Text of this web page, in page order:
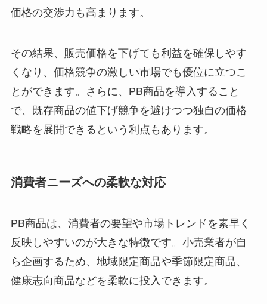
価格の交渉力も高まります。
その結果、販売価格を下げても利益を確保しやす
くなり、価格競争の激しい市場でも優位に立つこ
とができます。さらに、PB商品を導入すること
で、既存商品の値下げ競争を避けつつ独自の価格
戦略を展開できるという利点もあります。
消費者ニーズへの柔軟な対応
PB商品は、消費者の要望や市場トレンドを素早く
反映しやすいのが大きな特徴です。小売業者が自
ら企画するため、地域限定商品や季節限定商品、
健康志向商品などを柔軟に投入できます。